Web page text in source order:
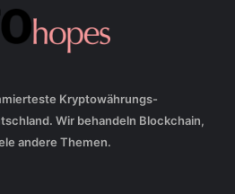
Kryptowährungs-
Wir behandeln Blockchain,
andere Themen.